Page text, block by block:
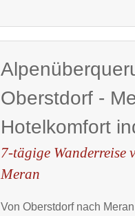
Oberstdorf -
Hotelkomfort
7-tägige Wanderreise
Meran
Von Oberstdorf nach